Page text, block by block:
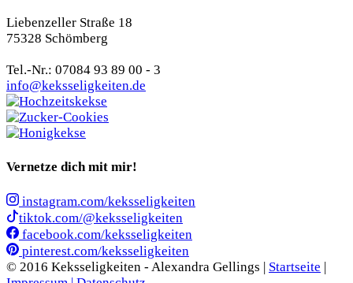
Liebenzeller Straße 18
75328 Schömberg
Tel.-Nr.: 07084 93 89 00 - 3
info@keksseligkeiten.de
Vernetze dich mit mir!
instagram.com/keksseligkeiten
tiktok.com/@keksseligkeiten
facebook.com/keksseligkeiten
pinterest.com/keksseligkeiten
© 2016 Keksseligkeiten - Alexandra Gellings | Startseite |